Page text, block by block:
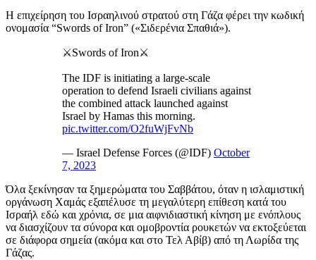
Η επιχείρηση του Ισραηλινού στρατού στη Γάζα φέρει την κωδική
ονομασία “Swords of Iron” («Σιδερένια Σπαθιά»).
⚔️Swords of Iron⚔️
The IDF is initiating a large-scale
operation to defend Israeli civilians against
the combined attack launched against
Israel by Hamas this morning.
pic.twitter.com/O2fuWjFvNb
— Israel Defense Forces (@IDF) October
7, 2023
Όλα ξεκίνησαν τα ξημερώματα του Σαββάτου, όταν η ισλαμιστική
οργάνωση Χαμάς εξαπέλυσε τη μεγαλύτερη επίθεση κατά του
Ισραήλ εδώ και χρόνια, σε μια αιφνιδιαστική κίνηση με ενόπλους
να διασχίζουν τα σύνορα και ομοβροντία ρουκετών να εκτοξεύεται
σε διάφορα σημεία (ακόμα και στο Τελ Αβίβ) από τη Λωρίδα της
Γάζας.